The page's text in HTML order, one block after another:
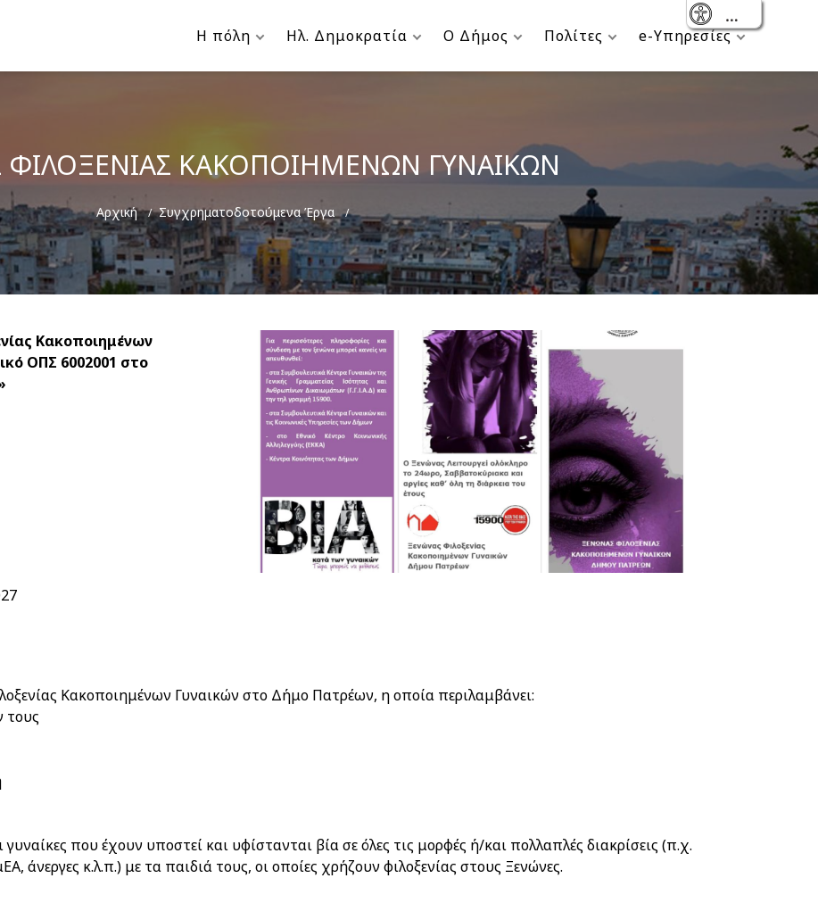
Η πόλη Ηλ. Δημοκρατία Ο Δήμος Πολίτες e-Υπηρεσίες
ΚΑΚΟΠΟΙΗΜΕΝΩΝ ΓΥΝΑΙΚΩΝ
Breadcrumb
Αρχική Συγχρηματοδοτούμενα Έργα
Κακοποιημένων
ΟΠΣ 6002001 στο
Κακοποιημένων Γυναικών στο Δήμο Πατρέων, η οποία περιλαμβάνει:
τους
που έχουν υποστεί και υφίστανται βία σε όλες τις μορφές ή/και πολλαπλές διακρίσεις (π.χ.
άνεργες κ.λ.π.) με τα παιδιά τους, οι οποίες χρήζουν φιλοξενίας στους Ξενώνες.